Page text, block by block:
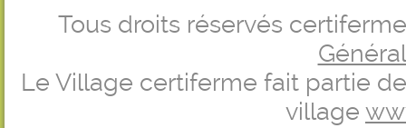
Tous droits réservés
Le Village certiferme fait partie
village